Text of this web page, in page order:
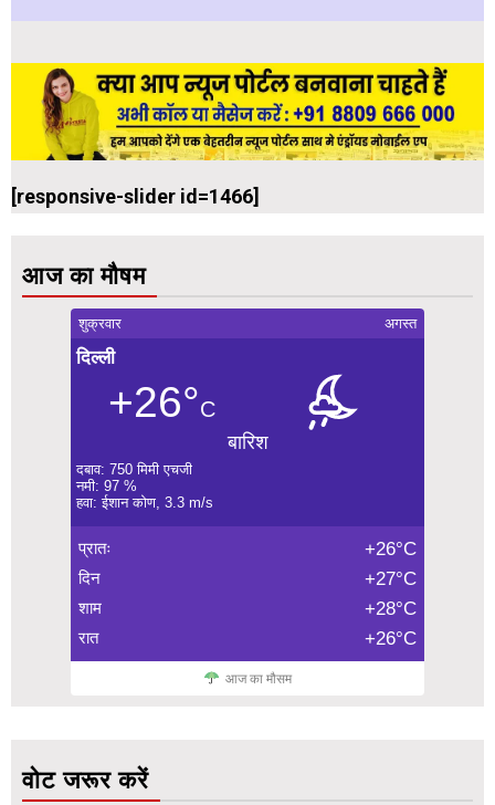
[responsive-slider id=1466]
आज का मौषम
शुक्रवार अगस्त
दिल्ली
+26°C
बारिश
दबाव: 750 मिमी एचजी
नमी: 97 %
हवा: ईशान कोण, 3.3 m/s
प्रातः +26°C
दिन +27°C
शाम +28°C
रात +26°C
आज का मौसम
वोट जरूर करें